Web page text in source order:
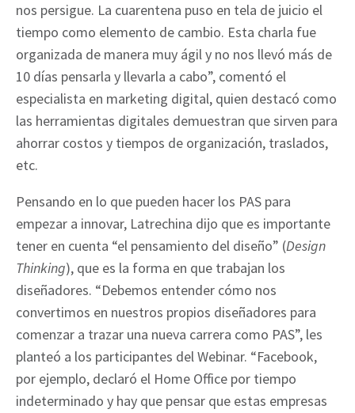
nos persigue. La cuarentena puso en tela de juicio el
tiempo como elemento de cambio. Esta charla fue
organizada de manera muy ágil y no nos llevó más de
10 días pensarla y llevarla a cabo”, comentó el
especialista en marketing digital, quien destacó como
las herramientas digitales demuestran que sirven para
ahorrar costos y tiempos de organización, traslados,
etc.
Pensando en lo que pueden hacer los PAS para
empezar a innovar, Latrechina dijo que es importante
tener en cuenta “el pensamiento del diseño” (Design
Thinking), que es la forma en que trabajan los
diseñadores. “Debemos entender cómo nos
convertimos en nuestros propios diseñadores para
comenzar a trazar una nueva carrera como PAS”, les
planteó a los participantes del Webinar. “Facebook,
por ejemplo, declaró el Home Office por tiempo
indeterminado y hay que pensar que estas empresas